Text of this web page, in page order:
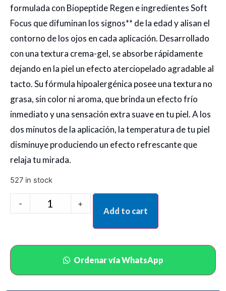
formulada con Biopeptide Regen e ingredientes Soft
Focus que difuminan los signos** de la edad y alisan el
contorno de los ojos en cada aplicación. Desarrollado
con una textura crema-gel, se absorbe rápidamente
dejando en la piel un efecto aterciopelado agradable al
tacto. Su fórmula hipoalergénica posee una textura no
grasa, sin color ni aroma, que brinda un efecto frío
inmediato y una sensación extra suave en tu piel. A los
dos minutos de la aplicación, la temperatura de tu piel
disminuye produciendo un efecto refrescante que
relaja tu mirada.
527 in stock
- +
Add to cart
Ordenar vía WhatsApp